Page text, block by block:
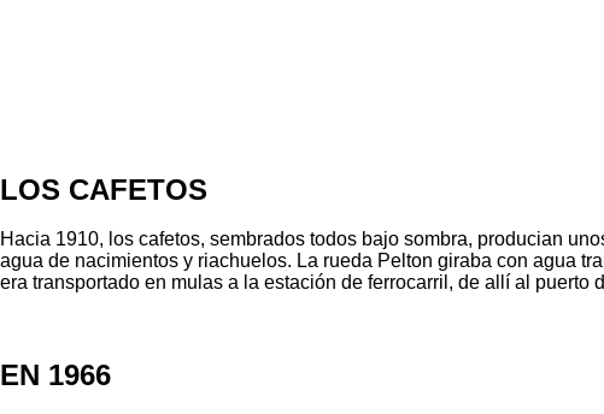
LOS CAFETOS
Hacia 1910, los cafetos, sembrados todos bajo sombra, producian
agua de nacimientos y riachuelos. La rueda Pelton giraba con agua
era transportado en mulas a la estación de ferrocarril, de allí al
EN 1966